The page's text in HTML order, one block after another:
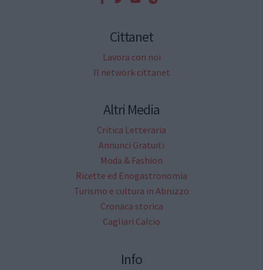
Cittanet
Lavora con noi
Il network cittanet
Altri Media
Critica Letteraria
Annunci Gratuiti
Moda & Fashion
Ricette ed Enogastronomia
Turismo e cultura in Abruzzo
Cronaca storica
Cagliari Calcio
Info